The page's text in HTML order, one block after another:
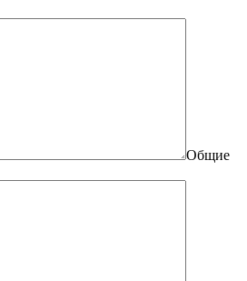
Общие